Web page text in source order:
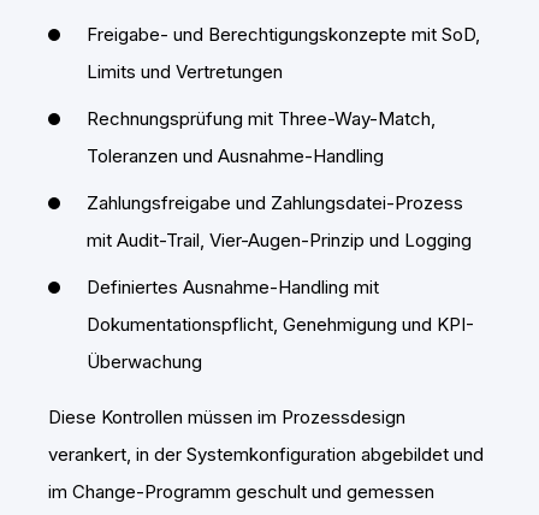
Freigabe- und Berechtigungskonzepte mit SoD,
Limits und Vertretungen
Rechnungsprüfung mit Three-Way-Match,
Toleranzen und Ausnahme-Handling
Zahlungsfreigabe und Zahlungsdatei-Prozess
mit Audit-Trail, Vier-Augen-Prinzip und Logging
Definiertes Ausnahme-Handling mit
Dokumentationspflicht, Genehmigung und KPI-
Überwachung
Diese Kontrollen müssen im Prozessdesign
verankert, in der Systemkonfiguration abgebildet und
im Change-Programm geschult und gemessen